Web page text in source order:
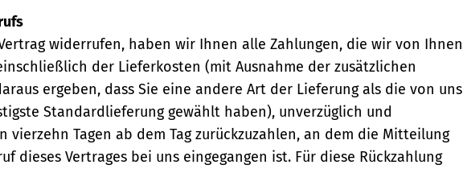
widerrufen, haben wir Ihnen alle Zahlungen, die wir von Ihnen
der Lieferkosten (mit Ausnahme der zusätzlichen
ergeben, dass Sie eine andere Art der Lieferung als die von uns
Standardlieferung gewählt haben), unverzüglich und
vierzehn Tagen ab dem Tag zurückzuzahlen, an dem die Mitteilung
dieses Vertrages bei uns eingegangen ist. Für diese Rückzahlung